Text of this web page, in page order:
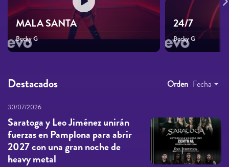
MALA SANTA
Becky G
24/7
Becky G
Destacados Orden Fecha
30/07/2026
Saratoga y Leo Jiménez unirán
fuerzas en Pamplona para abrir
2027 con una gran noche de
heavy metal